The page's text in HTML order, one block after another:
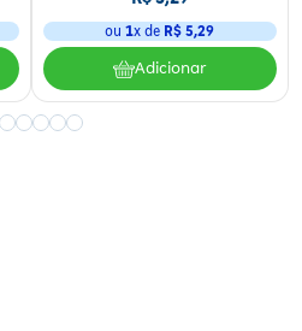
ou1x de R$ 5,29
Adicionar